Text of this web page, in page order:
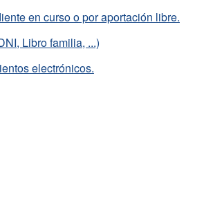
en curso o por aportación libre.
Libro familia, ...)
electrónicos.